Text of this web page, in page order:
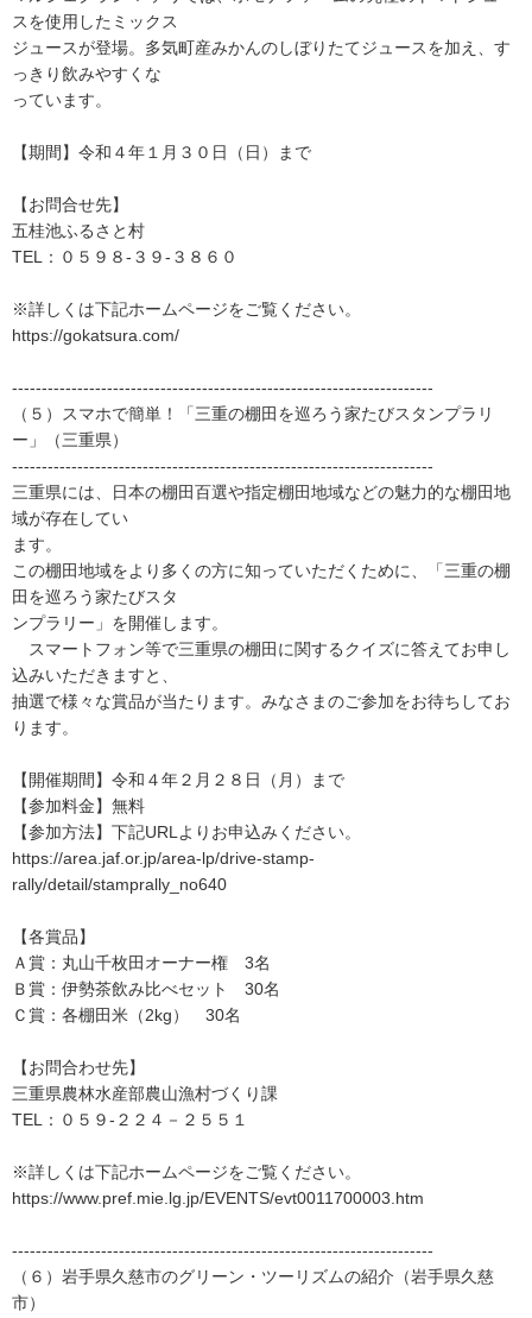
スを使用したミックス
ジュースが登場。多気町産みかんのしぼりたてジュースを加え、す
っきり飲みやすくな
っています。
【期間】令和４年１月３０日（日）まで
【お問合せ先】
五桂池ふるさと村
TEL：０５９８-３９-３８６０
※詳しくは下記ホームページをご覧ください。
https://gokatsura.com/
-----------------------------------------------------------------------
（５）スマホで簡単！「三重の棚田を巡ろう家たびスタンプラリ
ー」（三重県）
-----------------------------------------------------------------------
三重県には、日本の棚田百選や指定棚田地域などの魅力的な棚田地
域が存在してい
ます。
この棚田地域をより多くの方に知っていただくために、「三重の棚
田を巡ろう家たびスタ
ンプラリー」を開催します。
スマートフォン等で三重県の棚田に関するクイズに答えてお申し
込みいただきますと、
抽選で様々な賞品が当たります。みなさまのご参加をお待ちしてお
ります。
【開催期間】令和４年２月２８日（月）まで
【参加料金】無料
【参加方法】下記URLよりお申込みください。
https://area.jaf.or.jp/area-lp/drive-stamp-
rally/detail/stamprally_no640
【各賞品】
Ａ賞：丸山千枚田オーナー権 3名
Ｂ賞：伊勢茶飲み比べセット 30名
Ｃ賞：各棚田米（2kg） 30名
【お問合わせ先】
三重県農林水産部農山漁村づくり課
TEL：０５９-２２４－２５５１
※詳しくは下記ホームページをご覧ください。
https://www.pref.mie.lg.jp/EVENTS/evt0011700003.htm
-----------------------------------------------------------------------
（６）岩手県久慈市のグリーン・ツーリズムの紹介（岩手県久慈
市）